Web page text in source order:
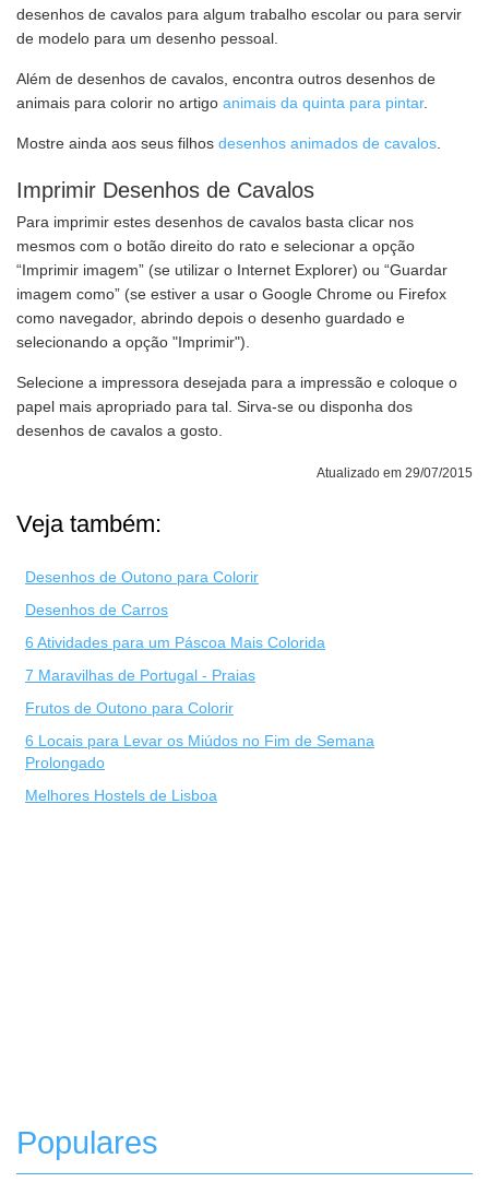
desenhos de cavalos para algum trabalho escolar ou para servir
de modelo para um desenho pessoal.
Além de desenhos de cavalos, encontra outros desenhos de
animais para colorir no artigo animais da quinta para pintar.
Mostre ainda aos seus filhos desenhos animados de cavalos
Imprimir Desenhos de Cavalos
Para imprimir estes desenhos de cavalos basta clicar nos
mesmos com o botão direito do rato e selecionar a opção
“Imprimir imagem” (se utilizar o Internet Explorer) ou “Guardar
imagem como” (se estiver a usar o Google Chrome ou Firefox
como navegador, abrindo depois o desenho guardado e
selecionando a opção "Imprimir").
Selecione a impressora desejada para a impressão e coloque o
papel mais apropriado para tal. Sirva-se ou disponha dos
desenhos de cavalos a gosto.
Atualizado em 29/07/2015
Veja também:
Desenhos de Outono para Colorir
Desenhos de Carros
6 Atividades para um Páscoa Mais Colorida
7 Maravilhas de Portugal - Praias
Frutos de Outono para Colorir
6 Locais para Levar os Miúdos no Fim de Semana
Prolongado
Melhores Hostels de Lisboa
Populares